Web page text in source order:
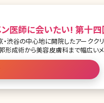
医師に会いたい! 第十四
渋谷の中心地に開院したアークク
くなりたい」という漠然とした悩み